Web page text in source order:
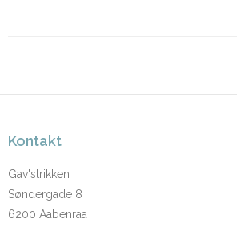
Kontakt
Gav'strikken
Søndergade 8
6200 Aabenraa